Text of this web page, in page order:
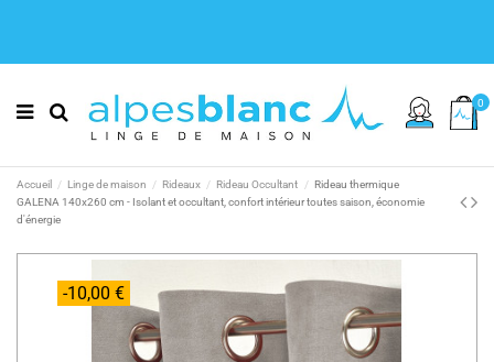
0
Accueil Linge de maison Rideaux Rideau Occultant
Rideau thermique
GALENA 140x260 cm - Isolant et occultant, confort intérieur toutes saison, économie
d'énergie
-10,00 €